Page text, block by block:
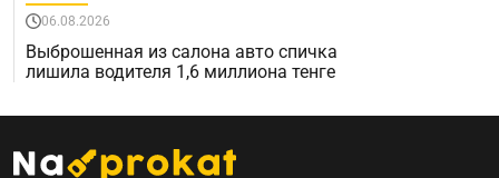
06.08.2026
Выброшенная из салона авто спичка
лишила водителя 1,6 миллиона тенге